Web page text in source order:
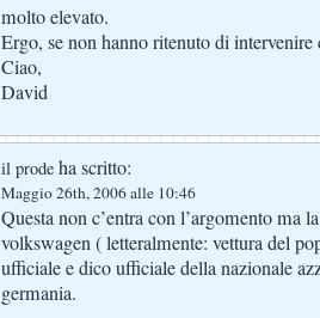
molto elevato.
Ergo, se non hanno ritenuto di intervenire
Ciao,
David
il prode ha scritto:
Maggio 26th, 2006 alle 10:46
Questa non c’entra con l’argomento ma
volkswagen ( letteralmente: vettura del
ufficiale e dico ufficiale della nazionale
germania.